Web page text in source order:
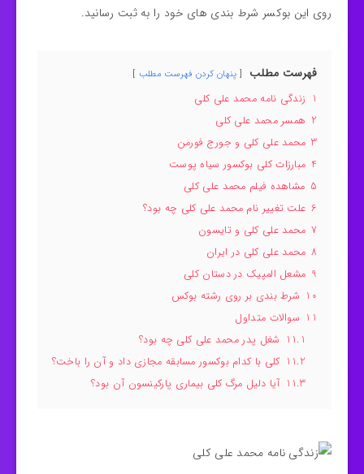
روی این بوکسر شرط بندی های خود را به ثبت رسانید.
فهرست مطلب پنهان کردن فهرست مطلب
1 زندگی نامه محمد علی کلی
2 همسر محمد علی کلی
3 محمد علی کلی و جورج فورمن
4 مبارزات کلی بوکسور سیاه پوست
5 مشاهده فیلم محمد علی کلی
6 علت تغییر نام محمد علی کلی چه بود؟
7 محمد علی کلی و تایسون
8 محمد علی کلی در ایران
9 مشعل المپیک در دستان کلی
10 شرط بندی بر روی رشته بوکس
11 سوالات متداول
11.1 شغل پدر محمد علی کلی چه بود؟
11.2 کلی با کدام بوکسور مسابقه مجازی داد و آن را باخت؟
11.3 آیا دلیل مرگ کلی بیماری پارکینسون آن بود؟